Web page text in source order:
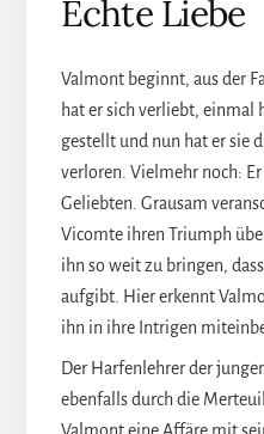
Echte Liebe
Valmont beginnt, aus der
hat er sich verliebt, einmal
gestellt und nun hat er sie
verloren. Vielmehr noch:
Geliebten. Grausam
Vicomte ihren Triumph
ihn so weit zu bringen,
aufgibt. Hier erkennt
ihn in ihre Intrigen
Der Harfenlehrer der
ebenfalls durch die
Valmont eine Affäre mit